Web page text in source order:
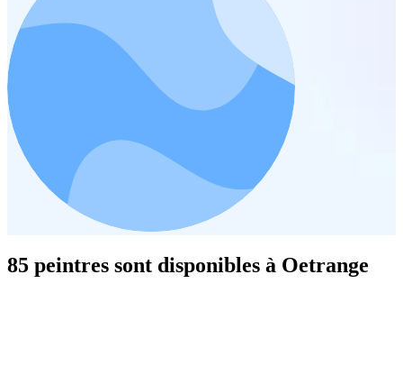
85 peintres sont disponibles à Oetrange